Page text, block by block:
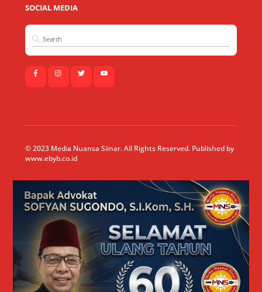
SOCIAL MEDIA
© 2023 Media Nuansa Siinar. All Rights Reserved. Published by
www.ebyb.co.id